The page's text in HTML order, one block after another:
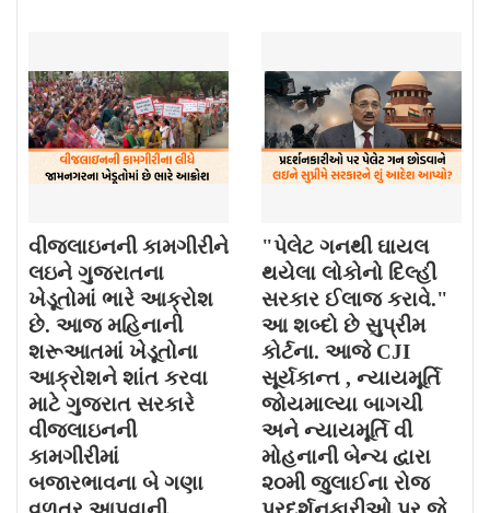
વીજલાઇનની કામગીરીને
લઇને ગુજરાતના
ખેડૂતોમાં ભારે આક્રોશ
છે. આજ મહિનાની
શરૂઆતમાં ખેડૂતોના
આક્રોશને શાંત કરવા
માટે ગુજરાત સરકારે
વીજલાઇનની
કામગીરીમાં
બજારભાવના બે ગણા
"પેલેટ ગનથી ઘાયલ
થયેલા લોકોનો દિલ્હી
સરકાર ઈલાજ કરાવે."
આ શબ્દો છે સુપ્રીમ
કોર્ટના. આજે CJI
સૂર્યકાન્ત , ન્યાયમૂર્તિ
જોયમાલ્યા બાગચી
અને ન્યાયમૂર્તિ વી
મોહનાની બેન્ચ દ્વારા
૨૦મી જુલાઈના રોજ